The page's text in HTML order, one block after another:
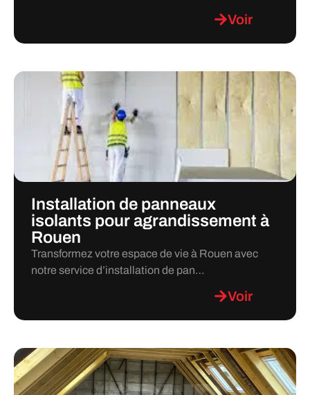
Voir
Installation de panneaux
isolants pour agrandissement à
Rouen
Transformez votre espace de vie à Rouen avec
notre service d’installation de pan…
Voir